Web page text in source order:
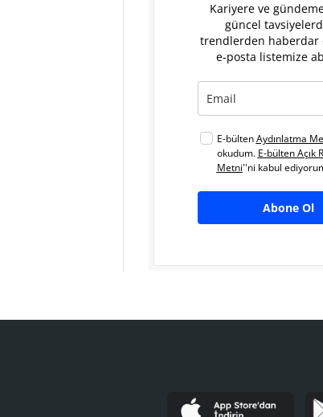
Kariyere ve
güncel
trendlerden haberdar
e-posta listemize
E-bültenAydınlatma
okudum. E-bülten Açık
Metni''ni kabul
Abone Ol